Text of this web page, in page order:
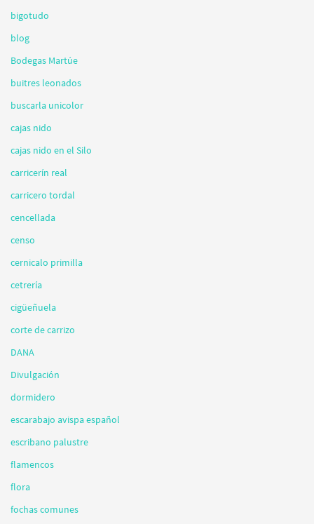
bigotudo
blog
Bodegas Martúe
buitres leonados
buscarla unicolor
cajas nido
cajas nido en el Silo
carricerín real
carricero tordal
cencellada
censo
cernicalo primilla
cetrería
cigüeñuela
corte de carrizo
DANA
Divulgación
dormidero
escarabajo avispa español
escribano palustre
flamencos
flora
fochas comunes